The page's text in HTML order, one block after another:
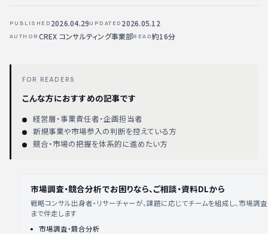
PUBLISHED 2026.04.29UPDATED 2026.05.12
AUTHOR CREX コンサルティング事業部READ約16分
FOR READERS
こんな方におすすめの記事です
経営層・事業責任者・企画担当者
新規事業や市場参入の判断を控えている方
競合・市場の把握を体系的に進めたい方
市場調査・競合分析でお困りなら、ご相談・資料DLから
戦略コンサル出身者・リサーチャーが、課題に応じてチームを組成し、市場調
まで伴走します
市場調査・競合分析